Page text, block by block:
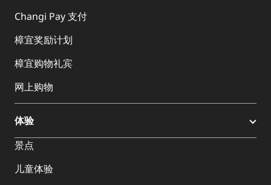
Changi Pay 支付
樟宜奖励计划
樟宜购物礼宾
网上购物
体验
景点
儿童体验